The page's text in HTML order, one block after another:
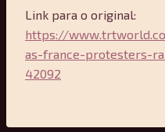
Link para o original:
https://
as-france-protesters-
42092